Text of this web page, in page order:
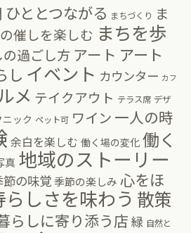
ひととつながる まちづくり ま
催しを楽しむ まちを歩
過ごし方 アート アート
し イベント カウンター カフ
メ テイクアウト テラス席 デザ
ニック ペット可 ワイン 一人の時
余白を楽しむ 働く場の変化 働く
真 地域のストーリー
節の味覚季節の楽しみ 心をほ
らしさを味わう 散策
らしに寄り添う店 緑 自然と